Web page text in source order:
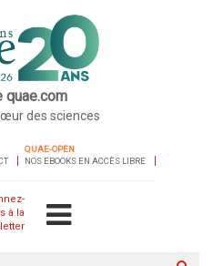
quae.com
des sciences
QUAE-OPEN
NOS EBOOKS EN ACCÈS LIBRE
à la